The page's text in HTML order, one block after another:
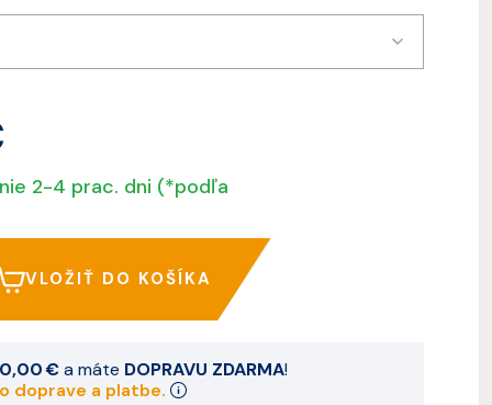
2-4 prac. dni (*podľa
VLOŽIŤ DO KOŠÍKA
€a máte DOPRAVU ZDARMA!
doprave a platbe.